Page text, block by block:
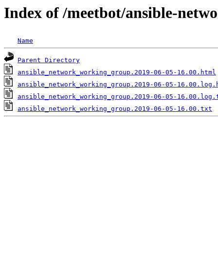
Index of /meetbot/ansible-
Name
Parent Directory
ansible_network_working_group.2019-06-05-16.00.html
ansible_network_working_group.2019-06-05-
ansible_network_working_group.2019-06-05-
ansible_network_working_group.2019-06-05-16.00.txt